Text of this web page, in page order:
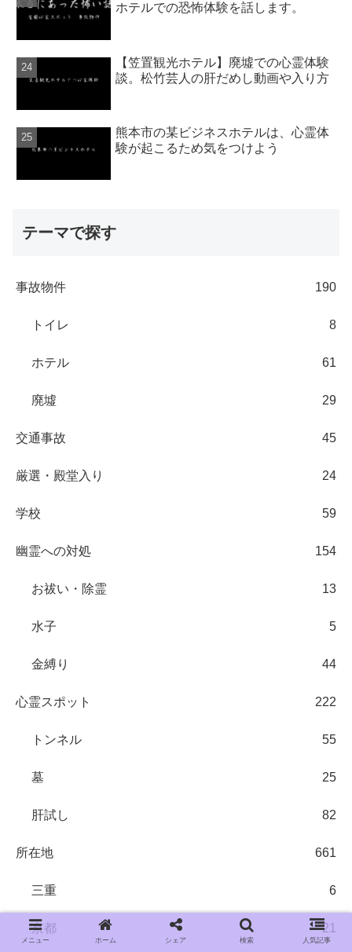
ホテルでの恐怖体験を話します。
【笠置観光ホテル】廃墟での心霊体験
談。松竹芸人の肝だめし動画や入り方
熊本市の某ビジネスホテルは、心霊体
験が起こるため気をつけよう
テーマで探す
事故物件 190
トイレ 8
ホテル 61
廃墟 29
交通事故 45
厳選・殿堂入り 24
学校 59
幽霊への対処 154
お祓い・除霊 13
水子 5
金縛り 44
心霊スポット 222
トンネル 55
墓 25
肝試し 82
所在地 661
三重 6
京都 21
メニュー ホーム シェア 検索 人気記事